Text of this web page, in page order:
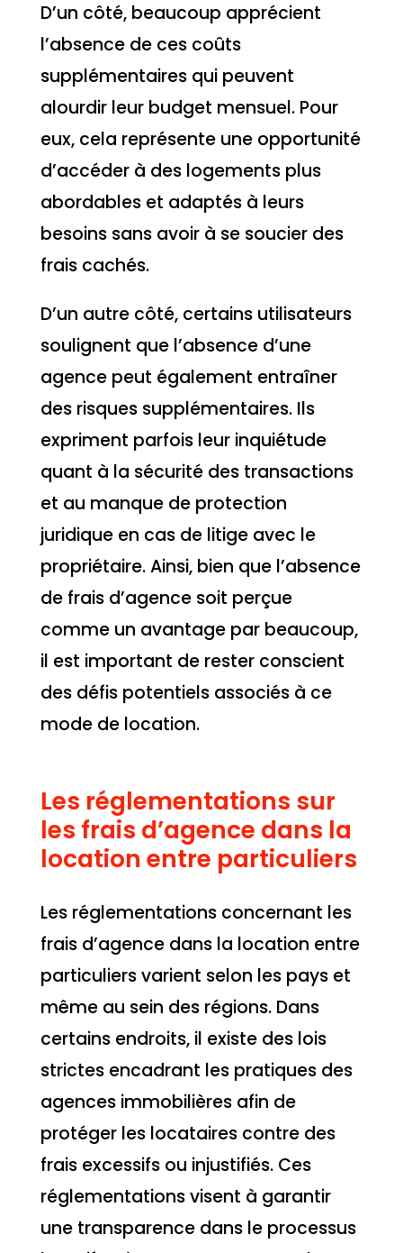
D’un côté, beaucoup apprécient
l’absence de ces coûts
supplémentaires qui peuvent
alourdir leur budget mensuel. Pour
eux, cela représente une opportunité
d’accéder à des logements plus
abordables et adaptés à leurs
besoins sans avoir à se soucier des
frais cachés.
D’un autre côté, certains utilisateurs
soulignent que l’absence d’une
agence peut également entraîner
des risques supplémentaires. Ils
expriment parfois leur inquiétude
quant à la sécurité des transactions
et au manque de protection
juridique en cas de litige avec le
propriétaire. Ainsi, bien que l’absence
de frais d’agence soit perçue
comme un avantage par beaucoup,
il est important de rester conscient
des défis potentiels associés à ce
mode de location.
Les réglementations sur
les frais d’agence dans la
location entre particuliers
Les réglementations concernant les
frais d’agence dans la location entre
particuliers varient selon les pays et
même au sein des régions. Dans
certains endroits, il existe des lois
strictes encadrant les pratiques des
agences immobilières afin de
protéger les locataires contre des
frais excessifs ou injustifiés. Ces
réglementations visent à garantir
une transparence dans le processus